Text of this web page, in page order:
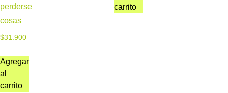
perderse
cosas
$31.900
Agregar
al
carrito
carrito